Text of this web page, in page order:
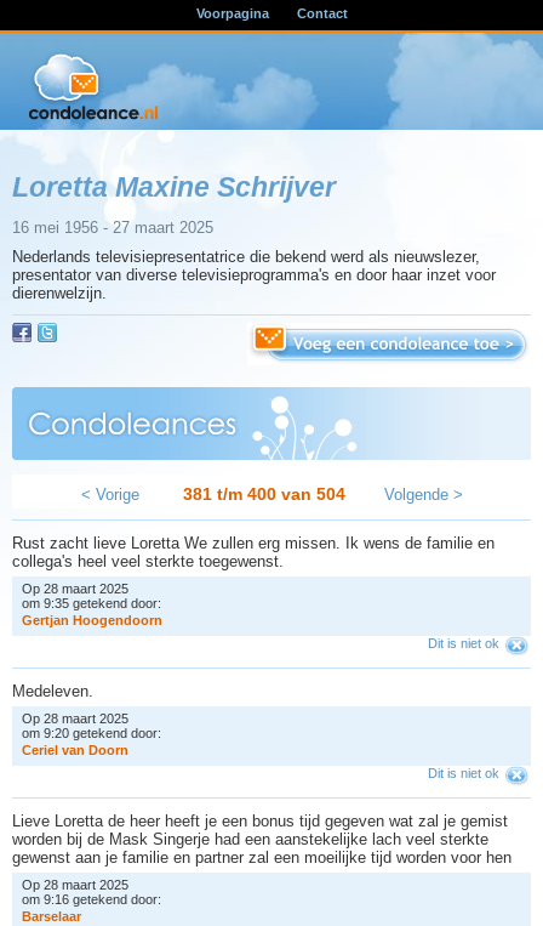
Voorpagina Contact
Loretta Maxine Schrijver
16 mei 1956 - 27 maart 2025
Nederlands televisiepresentatrice die bekend werd als nieuwslezer,
presentator van diverse televisieprogramma's en door haar inzet voor
dierenwelzijn.
< Vorige 381 t/m 400 van 504 Volgende >
Rust zacht lieve Loretta We zullen erg missen. Ik wens de familie en
collega's heel veel sterkte toegewenst.
Op 28 maart 2025
om 9:35 getekend door:
Gertjan Hoogendoorn
Dit is niet ok
Medeleven.
Op 28 maart 2025
om 9:20 getekend door:
Ceriel van Doorn
Dit is niet ok
Lieve Loretta de heer heeft je een bonus tijd gegeven wat zal je gemist
worden bij de Mask Singerje had een aanstekelijke lach veel sterkte
gewenst aan je familie en partner zal een moeilijke tijd worden voor hen
Op 28 maart 2025
om 9:16 getekend door:
Barselaar